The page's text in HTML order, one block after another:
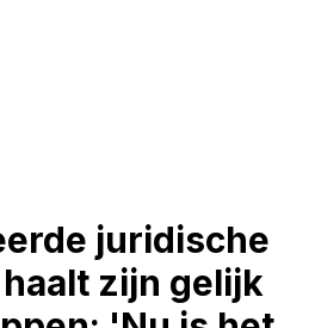
juridische
zijn gelijk